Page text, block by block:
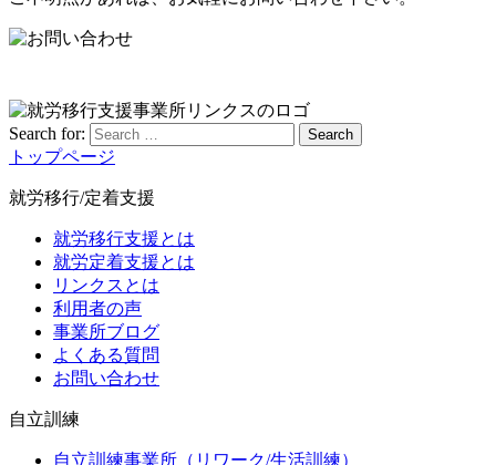
Search for: Search
トップページ
就労移行/定着支援
就労移行支援とは
就労定着支援とは
リンクスとは
利用者の声
事業所ブログ
よくある質問
お問い合わせ
自立訓練
自立訓練事業所（リワーク/生活訓練）